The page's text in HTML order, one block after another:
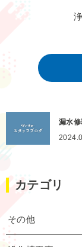
漏水
カテゴリ
その他